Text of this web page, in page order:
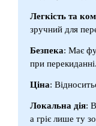
Легкість та
зручний для
Безпека: Має
при перекиданні.
Ціна:
Локальна дія:
а гріє лише ту